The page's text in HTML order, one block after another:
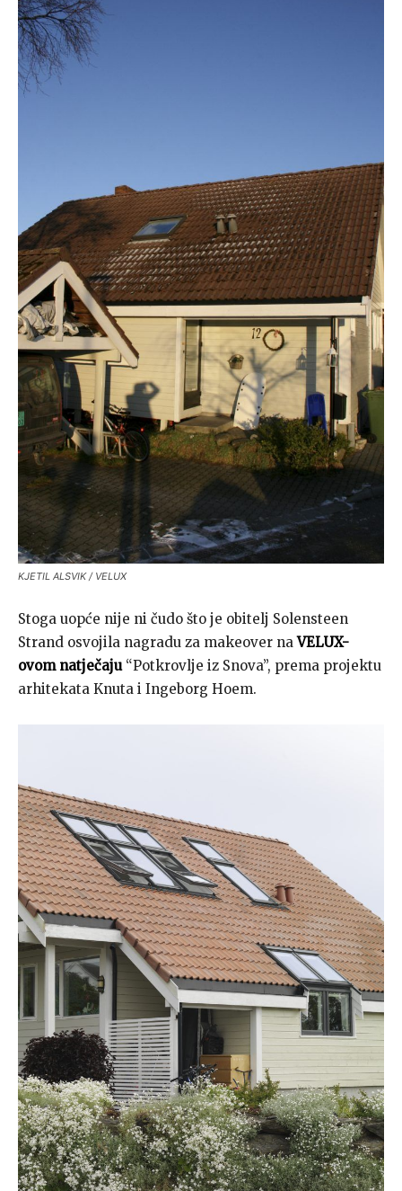
KJETIL ALSVIK / VELUX
Stoga uopće nije ni čudo što je obitelj Solensteen
Strand osvojila nagradu za makeover naVELUX-
ovomnatječaju“Potkrovlje iz Snova”, prema projektu
arhitekata Knuta i Ingeborg Hoem.